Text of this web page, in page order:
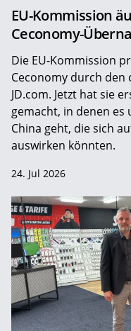
EU-Kommission
Ceconomy-
Die EU-Kommission
Ceconomy durch den
JD.com. Jetzt hat sie
gemacht, in denen
China geht, die sich
auswirken könnten.
24. Jul 2026